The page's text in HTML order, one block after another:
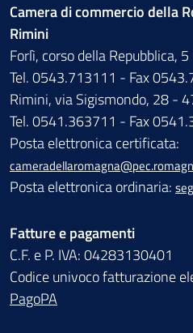
Camera di commercio della
Rimini
Forlì, corso della Repubblica,
Tel. 0543.713111 - Fax
Rimini, via Sigismondo, 28 -
Tel. 0541.363711 - Fax
Posta elettronica certificata:
Posta elettronica ordinaria:
Fatture e pagamenti
C.F. e P. IVA: 04283130401
Codice univoco fatturazione
PagoPA